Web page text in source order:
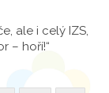
ale i celý IZS,
– hoří!“